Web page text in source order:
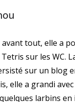
avant tout, elle a
sur les WC.
sur un blog
elle a grandi
larbins en